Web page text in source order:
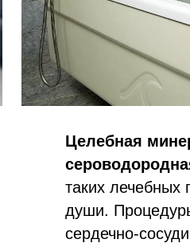
Целебная
таких лечебных
души.
сердечно-